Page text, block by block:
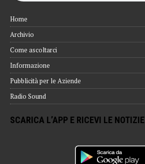
Home
Archivio
Come ascoltarci
Informazione
Pubblicità per le Aziende
Radio Sound
SCARICA L’APP E RICEVI LE NOTIZIE